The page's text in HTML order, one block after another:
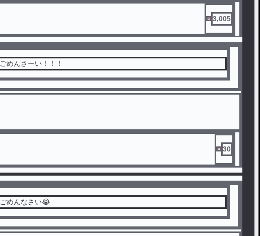
3,005
ごめんさーい！！！
30
ごめんなさい😭